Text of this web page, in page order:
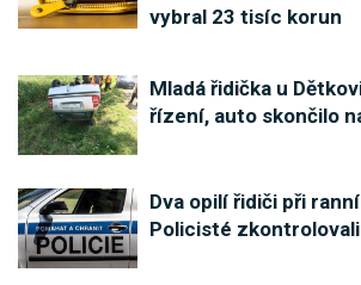
vybral 23 tisíc korun
Mladá řidička u
řízení, auto skončilo
Dva opilí řidiči při
Policisté